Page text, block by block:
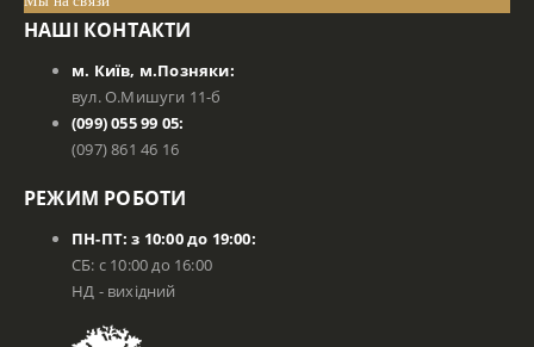
НАШІ КОНТАКТИ
м. Київ, м.Позняки:
вул. О.Мишуги 11-б
(099) 055 99 05:
(097) 861 46 16
РЕЖИМ РОБОТИ
ПН-ПТ: з 10:00 до 19:00:
СБ: с 10:00 до 16:00
НД - вихідний